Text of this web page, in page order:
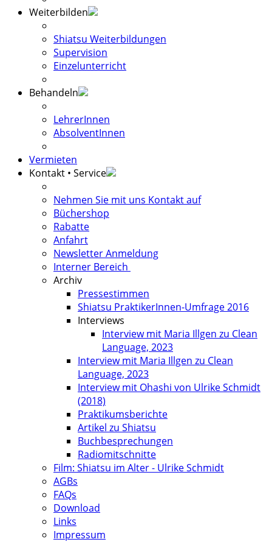
Weiterbilden
Shiatsu Weiterbildungen
Supervision
Einzelunterricht
Behandeln
LehrerInnen
AbsolventInnen
Vermieten
Kontakt • Service
Nehmen Sie mit uns Kontakt auf
Büchershop
Rabatte
Anfahrt
Newsletter Anmeldung
Interner Bereich
Archiv
Pressestimmen
Shiatsu PraktikerInnen-Umfrage 2016
Interviews
Interview mit Maria Illgen zu Clean
Language, 2023
Interview mit Maria Illgen zu Clean
Language, 2023
Interview mit Ohashi von Ulrike Schmidt
(2018)
Praktikumsberichte
Artikel zu Shiatsu
Buchbesprechungen
Radiomitschnitte
Film: Shiatsu im Alter - Ulrike Schmidt
AGBs
FAQs
Download
Links
Impressum